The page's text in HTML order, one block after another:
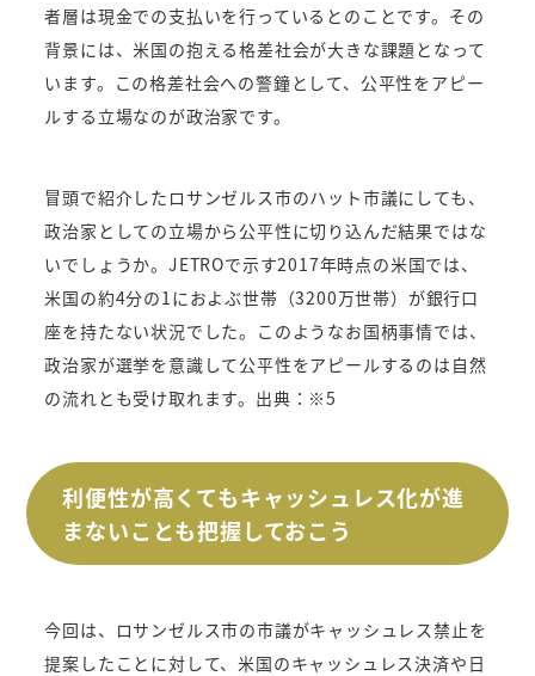
者層は現金での支払いを行っているとのことです。その
背景には、米国の抱える格差社会が大きな課題となって
います。この格差社会への警鐘として、公平性をアピー
ルする立場なのが政治家です。
冒頭で紹介したロサンゼルス市のハット市議にしても、
政治家としての立場から公平性に切り込んだ結果ではな
いでしょうか。JETROで示す2017年時点の米国では、
米国の約4分の1におよぶ世帯（3200万世帯）が銀行口
座を持たない状況でした。このようなお国柄事情では、
政治家が選挙を意識して公平性をアピールするのは自然
の流れとも受け取れます。出典：※5
利便性が高くてもキャッシュレス化が進
まないことも把握しておこう
今回は、ロサンゼルス市の市議がキャッシュレス禁止を
提案したことに対して、米国のキャッシュレス決済や日